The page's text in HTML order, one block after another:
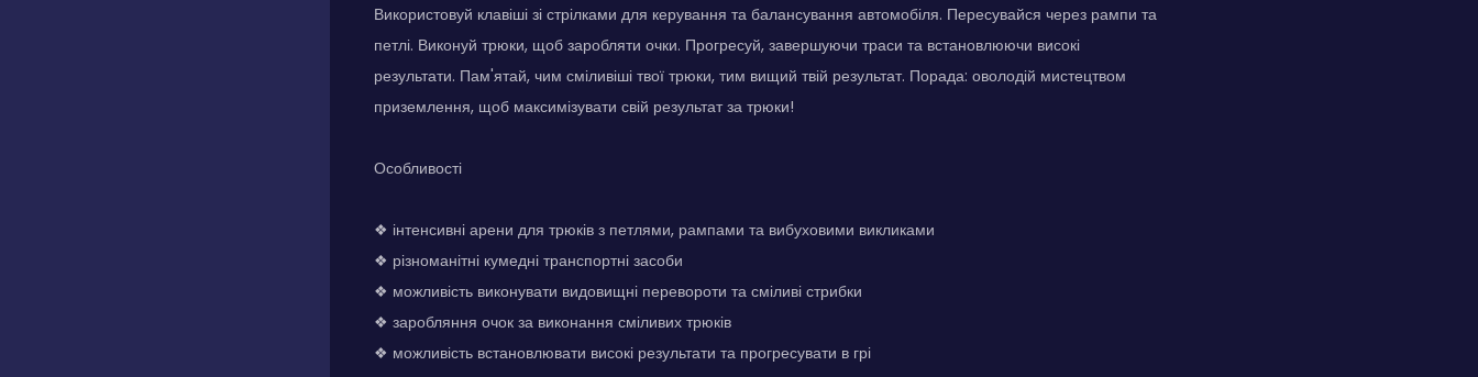
Використовуй клавіші зі стрілками для керування та балансування автомобіля. Пересувайся через рампи та
петлі. Виконуй трюки, щоб заробляти очки. Прогресуй, завершуючи траси та встановлюючи високі
результати. Пам'ятай, чим сміливіші твої трюки, тим вищий твій результат. Порада: оволодій мистецтвом
приземлення, щоб максимізувати свій результат за трюки!
Особливості
❖ інтенсивні арени для трюків з петлями, рампами та вибуховими викликами
❖ різноманітні кумедні транспортні засоби
❖ можливість виконувати видовищні перевороти та сміливі стрибки
❖ заробляння очок за виконання сміливих трюків
❖ можливість встановлювати високі результати та прогресувати в грі